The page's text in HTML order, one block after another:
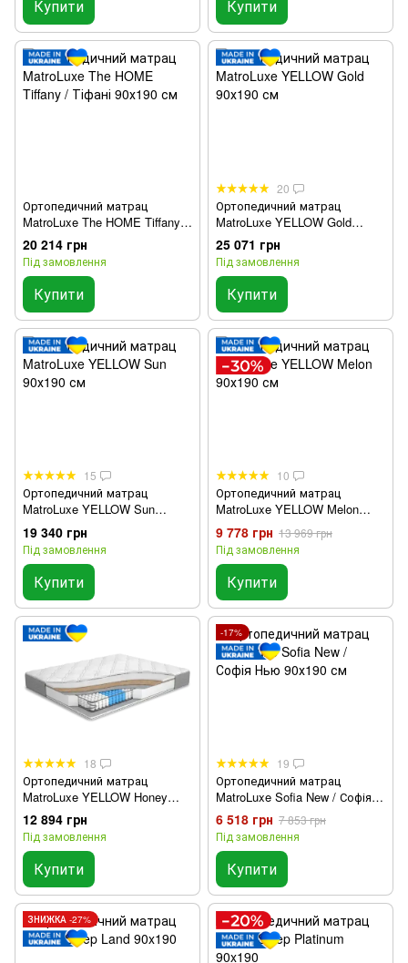
Купити Купити
Ортопедичний матрац
MatroLuxe The HOME Tiffany /
Тіфані 90х190 см
20 214 грн
Під замовлення
Купити
20
Ортопедичний матрац
MatroLuxe YELLOW Gold
90х190 см
25 071 грн
Під замовлення
Купити
15
Ортопедичний матрац
MatroLuxe YELLOW Sun
90х190 см
19 340 грн
Під замовлення
Купити
10
Ортопедичний матрац
MatroLuxe YELLOW Melon
90х190 см
9 778 грн 13 969 грн
Під замовлення
Купити
18
Ортопедичний матрац
MatroLuxe YELLOW Honey
90х190 см
12 894 грн
Під замовлення
Купити
-17%
19
Ортопедичний матрац
MatroLuxe Sofia New / Софія
Нью 90х190 см
6 518 грн 7 853 грн
Під замовлення
Купити
ЗНИЖКА -27%